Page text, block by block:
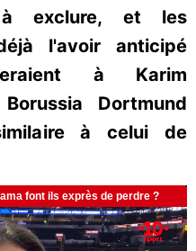
à exclure, et les
l'avoir anticipé
à Karim
Dortmund
à celui de